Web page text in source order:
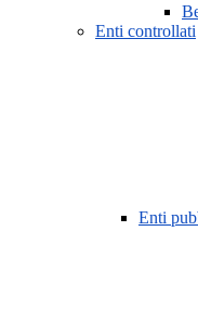
Enti controllati
Enti